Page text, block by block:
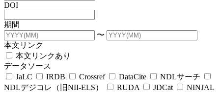
DOI
期間
〜
本文リンク
本文リンクあり
データソース
JaLC
IRDB Crossref DataCite
NDLサーチ
NDLデジコレ（旧NII-ELS）
RUDA JDCat
NINJAL